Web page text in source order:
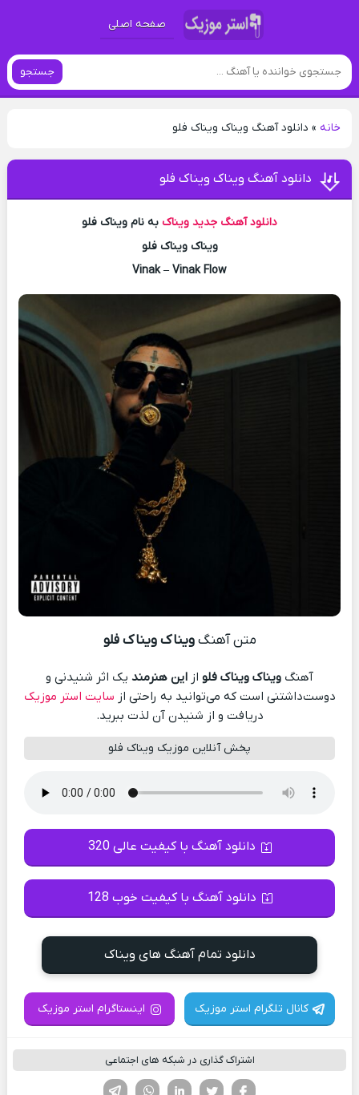
صفحه اصلی
جستجو
خانه» دانلود آهنگ ویناک ویناک فلو
دانلود آهنگ ویناک ویناک فلو
دانلود آهنگ جدید ویناک به نام ویناک فلو
ویناک ویناک فلو
Vinak – Vinak Flow
متن آهنگویناک ویناک فلو
آهنگ ویناک ویناک فلو از این هنرمند یک اثر شنیدنی و
دوست‌داشتنی است که می‌توانید به راحتی از سایت استر موزیک
دریافت و از شنیدن آن لذت ببرید.
پخش آنلاین موزیک ویناک فلو
دانلود آهنگ با کیفیت عالی 320
دانلود آهنگ با کیفیت خوب 128
دانلود تمام آهنگ های ویناک
کانال تلگرام استر موزیک اینستاگرام استر موزیک
اشتراک گذاری در شبکه های اجتماعی
لینکدین تویتر
فیسوک